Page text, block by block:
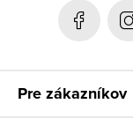
Pre zákazníkov